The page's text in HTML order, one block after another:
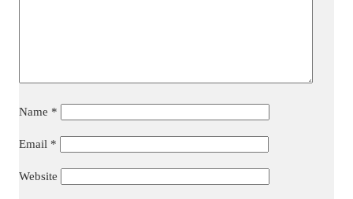
Name *
Email *
Website